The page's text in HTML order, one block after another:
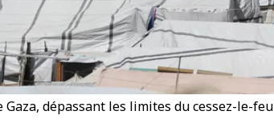
dépassant les limites du cessez-le-feu